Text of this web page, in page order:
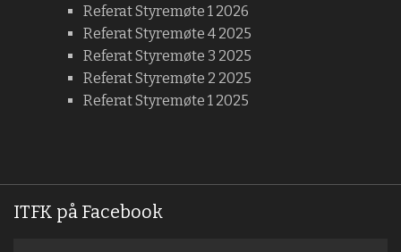
Referat Styremøte 1 2026
Referat Styremøte 4 2025
Referat Styremøte 3 2025
Referat Styremøte 2 2025
Referat Styremøte 1 2025
ITFK på Facebook